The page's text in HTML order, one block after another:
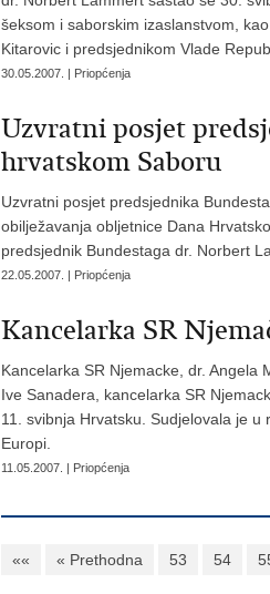
šeksom i saborskim izaslanstvom,
Kitarovic i predsjednikom Vlade
30.05.2007. | Priopćenja
Uzvratni posjet
hrvatskom Saboru
Uzvratni posjet predsjednika
obilježavanja obljetnice Dana
predsjednik Bundestaga dr. Norbert
22.05.2007. | Priopćenja
Kancelarka SR
Kancelarka SR Njemacke, dr. Angela
Ive Sanadera, kancelarka SR
11. svibnja Hrvatsku. Sudjelovala je
Europi.
11.05.2007. | Priopćenja
«« « Prethodna 53 54